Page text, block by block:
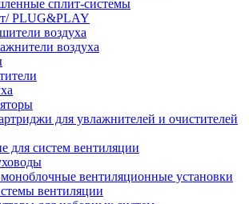
сплит-системы
PLUG&PLAY
воздуха
воздуха
для увлажнителей и очистителей
для систем вентиляции
вентиляционные установки
вентиляции